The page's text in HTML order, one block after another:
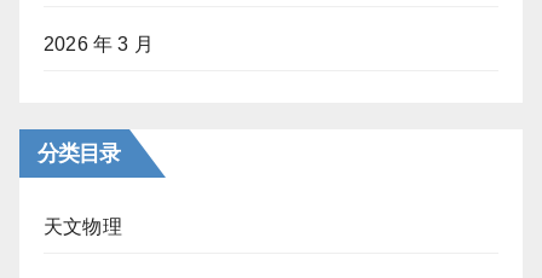
2026 年 3 月
分类目录
天文物理